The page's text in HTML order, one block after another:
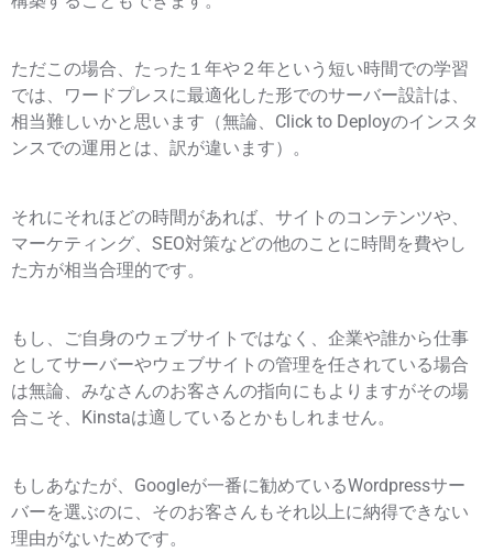
ただこの場合、たった１年や２年という短い時間での学習
では、ワードプレスに最適化した形でのサーバー設計は、
相当難しいかと思います（無論、Click to Deployのインスタ
ンスでの運用とは、訳が違います）。
それにそれほどの時間があれば、サイトのコンテンツや、
マーケティング、SEO対策などの他のことに時間を費やし
た方が相当合理的です。
もし、ご自身のウェブサイトではなく、企業や誰から仕事
としてサーバーやウェブサイトの管理を任されている場合
は無論、みなさんのお客さんの指向にもよりますがその場
合こそ、Kinstaは適しているとかもしれません。
もしあなたが、Googleが一番に勧めているWordpressサー
バーを選ぶのに、そのお客さんもそれ以上に納得できない
理由がないためです。